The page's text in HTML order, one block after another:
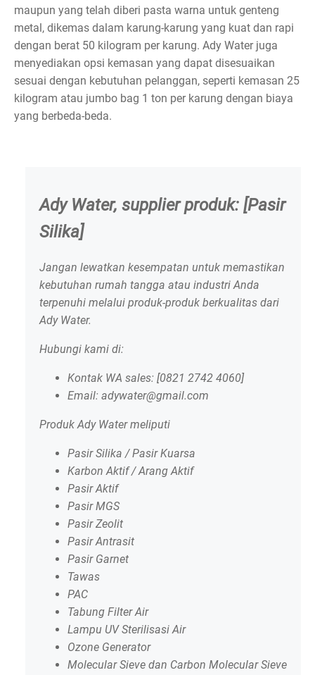
maupun yang telah diberi pasta warna untuk genteng
metal, dikemas dalam karung-karung yang kuat dan rapi
dengan berat 50 kilogram per karung. Ady Water juga
menyediakan opsi kemasan yang dapat disesuaikan
sesuai dengan kebutuhan pelanggan, seperti kemasan 25
kilogram atau jumbo bag 1 ton per karung dengan biaya
yang berbeda-beda.
Ady Water, supplier produk: [Pasir
Silika]
Jangan lewatkan kesempatan untuk memastikan
kebutuhan rumah tangga atau industri Anda
terpenuhi melalui produk-produk berkualitas dari
Ady Water.
Hubungi kami di:
Kontak WA sales: [0821 2742 4060]
Email: adywater@gmail.com
Produk Ady Water meliputi
Pasir Silika / Pasir Kuarsa
Karbon Aktif / Arang Aktif
Pasir Aktif
Pasir MGS
Pasir Zeolit
Pasir Antrasit
Pasir Garnet
Tawas
PAC
Tabung Filter Air
Lampu UV Sterilisasi Air
Ozone Generator
Molecular Sieve dan Carbon Molecular Sieve